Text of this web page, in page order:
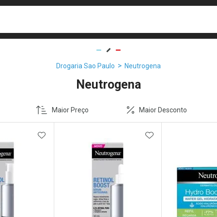
Drogaria Sao Paulo Neutrogena
Neutrogena
Maior Preço Maior Desconto
ADICIONAR AOS FAVORITOSADICIONAR AOS